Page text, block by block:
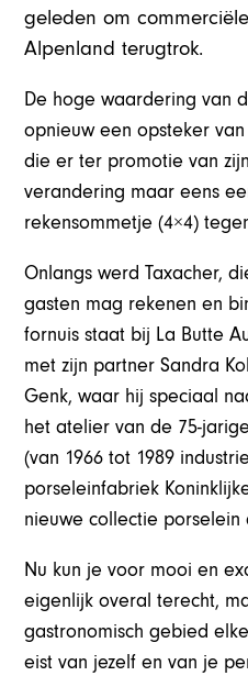
geleden om
Alpenland terugtrok.
De hoge waardering van
opnieuw een opsteker
die er ter promotie van
verandering maar eens
rekensommetje (4×4)
Onlangs werd Taxacher,
gasten mag rekenen en
fornuis staat bij La Butte
met zijn partner Sandra
Genk, waar hij speciaal
het atelier van de 75-
(van 1966 tot 1989
porseleinfabriek
nieuwe collectie porselein
Nu kun je voor mooi en
eigenlijk overal terecht,
gastronomisch gebied
eist van jezelf en van je